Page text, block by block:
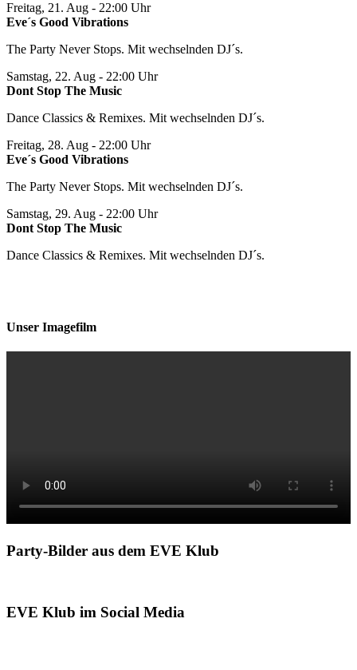
Freitag, 21. Aug - 22:00 Uhr
Eve´s Good Vibrations
The Party Never Stops. Mit wechselnden DJ´s.
Samstag, 22. Aug - 22:00 Uhr
Dont Stop The Music
Dance Classics & Remixes. Mit wechselnden DJ´s.
Freitag, 28. Aug - 22:00 Uhr
Eve´s Good Vibrations
The Party Never Stops. Mit wechselnden DJ´s.
Samstag, 29. Aug - 22:00 Uhr
Dont Stop The Music
Dance Classics & Remixes. Mit wechselnden DJ´s.
Unser Imagefilm
Party-Bilder aus dem EVE Klub
EVE Klub im Social Media